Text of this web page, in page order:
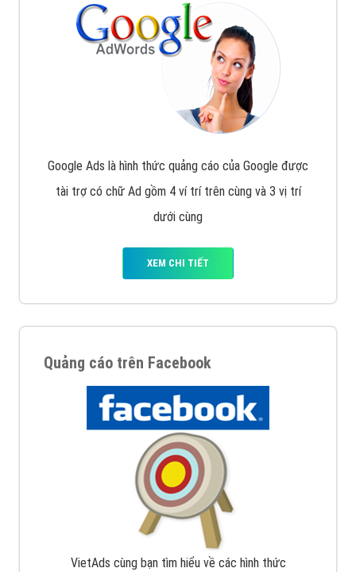
Google Ads là hình thức quảng cáo của Google được
tài trợ có chữ Ad gồm 4 ví trí trên cùng và 3 vị trí
dưới cùng
XEM CHI TIẾT
Quảng cáo trên Facebook
VietAds cùng bạn tìm hiểu về các hình thức